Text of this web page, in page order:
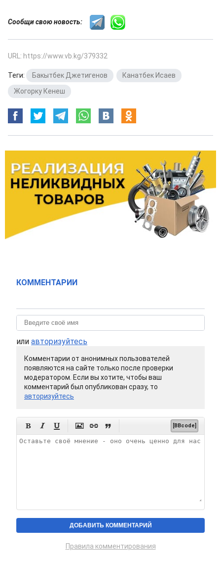
Сообщи свою новость:
URL: https://www.vb.kg/379332
Теги: Бакытбек Джетигенов Канатбек Исаев
Жогорку Кенеш
КОММЕНТАРИИ
или авторизуйтесь
Комментарии от анонимных пользователей
появляются на сайте только после проверки
модератором. Если вы хотите, чтобы ваш
комментарий был опубликован сразу, то
авторизуйтесь
      [BBcode]
Правила комментирования